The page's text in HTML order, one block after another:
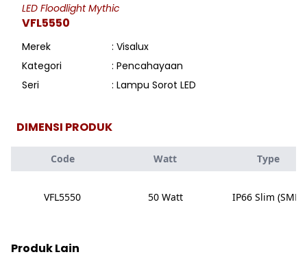
LED Floodlight Mythic
VFL5550
Merek
: Visalux
Kategori
: Pencahayaan
Seri
: Lampu Sorot LED
DIMENSI PRODUK
Code Watt Type
VFL5550 50 Watt IP66 Slim (SMD)
Produk Lain